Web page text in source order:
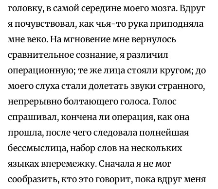
головку, в самой середине моего мозга. Вдруг
я почувствовал, как чья-то рука приподняла
мне веко. На мгновение мне вернулось
сравнительное сознание, я различил
операционную; те же лица стояли кругом; до
моего слуха стали долетать звуки странного,
непрерывно болтающего голоса. Голос
спрашивал, кончена ли операция, как она
прошла, после чего следовала полнейшая
бессмыслица, набор слов на нескольких
языках вперемежку. Сначала я не мог
сообразить, кто это говорит, пока вдруг меня